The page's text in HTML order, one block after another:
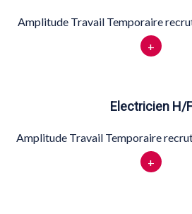
Amplitude Travail Temporaire
+
Electricien H/F
Amplitude Travail Temporaire
+